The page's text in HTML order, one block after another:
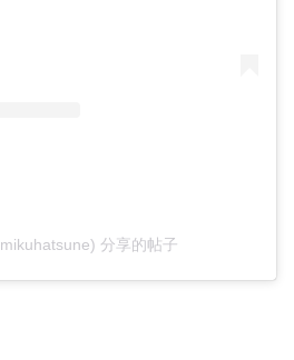
分享的帖子